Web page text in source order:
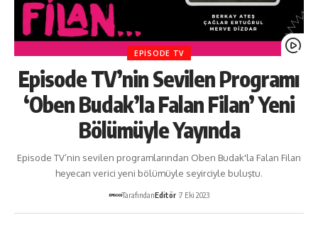
EPISODE TV
Episode TV’nin Sevilen Programı
‘Oben Budak’la Falan Filan’ Yeni
Bölümüyle Yayında
Episode TV’nin sevilen programlarından Oben Budak'la Falan Filan
heyecan verici yeni bölümüyle seyirciyle buluştu.
TarafındanEditör 7 Eki 2023